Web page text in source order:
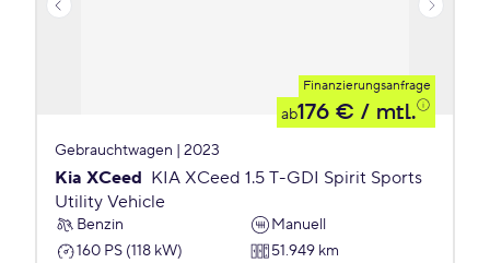
Finanzierungsanfrage
ab176 € / mtl.
Gebrauchtwagen | 2023
Kia XCeed KIA XCeed 1.5 T-GDI Spirit Sports
Utility Vehicle
Benzin
Manuell
160 PS (118 kW)
51.949 km